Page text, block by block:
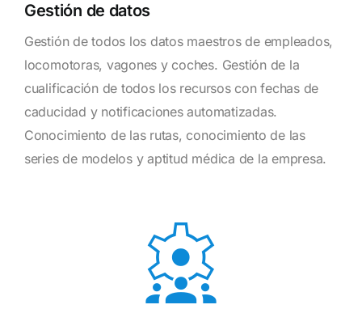
Gestión de datos
Gestión de todos los datos maestros de empleados,
locomotoras, vagones y coches. Gestión de la
cualificación de todos los recursos con fechas de
caducidad y notificaciones automatizadas.
Conocimiento de las rutas, conocimiento de las
series de modelos y aptitud médica de la empresa.